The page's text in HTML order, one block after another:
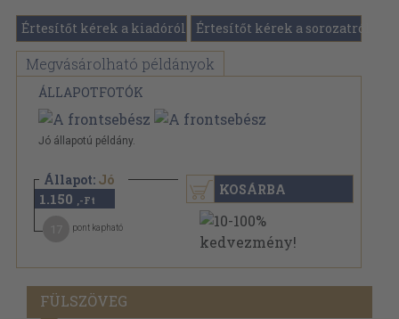
Értesítőt kérek a kiadóról Értesítőt kérek a sorozatról
Megvásárolható példányok
ÁLLAPOTFOTÓK
Jó állapotú példány.
Állapot: Jó
1.150 ,-Ft
pont kapható
KOSÁRBA
FÜLSZÖVEG